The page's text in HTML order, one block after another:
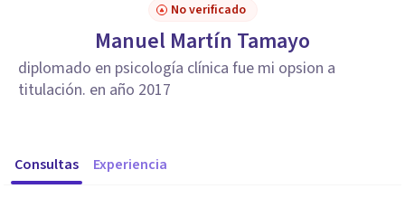
No verificado
Manuel Martín Tamayo
diplomado en psicología clínica fue mi opsion a
titulación. en año 2017
Consultas Experiencia